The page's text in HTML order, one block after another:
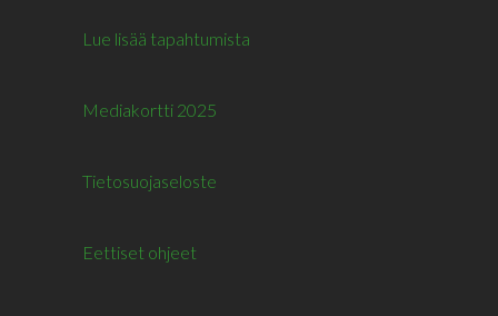
Lue lisää tapahtumista
Mediakortti 2025
Tietosuojaseloste
Eettiset ohjeet